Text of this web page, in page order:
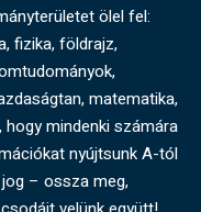
ölel fel:
fizika, földrajz,
matematika,
mindenki számára
nyújtsunk A-tól
– ossza meg,